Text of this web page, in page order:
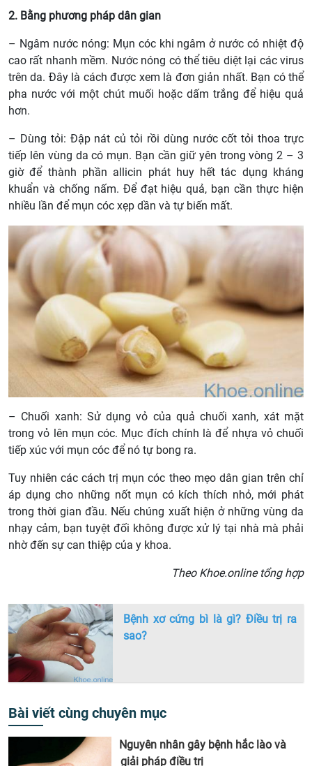
2. Bằng phương pháp dân gian
– Ngâm nước nóng: Mụn cóc khi ngâm ở nước có nhiệt độ
cao rất nhanh mềm. Nước nóng có thể tiêu diệt lại các virus
trên da. Đây là cách được xem là đơn giản nhất. Bạn có thể
pha nước với một chút muối hoặc dấm trắng để hiệu quả
hơn.
– Dùng tỏi: Đập nát củ tỏi rồi dùng nước cốt tỏi thoa trực
tiếp lên vùng da có mụn. Bạn cần giữ yên trong vòng 2 – 3
giờ để thành phần allicin phát huy hết tác dụng kháng
khuẩn và chống nấm. Để đạt hiệu quả, bạn cần thực hiện
nhiều lần để mụn cóc xẹp dần và tự biến mất.
– Chuối xanh: Sử dụng vỏ của quả chuối xanh, xát mặt
trong vỏ lên mụn cóc. Mục đích chính là để nhựa vỏ chuối
tiếp xúc với mụn cóc để nó tự bong ra.
Tuy nhiên các cách trị mụn cóc theo mẹo dân gian trên chỉ
áp dụng cho những nốt mụn có kích thích nhỏ, mới phát
trong thời gian đầu. Nếu chúng xuất hiện ở những vùng da
nhạy cảm, bạn tuyệt đối không được xử lý tại nhà mà phải
nhờ đến sự can thiệp của y khoa.
Theo Khoe.online tổng hợp
Bệnh xơ cứng bì là gì? Điều trị ra
sao?
Bài viết cùng chuyên mục
Nguyên nhân gây bệnh hắc lào và
giải pháp điều trị